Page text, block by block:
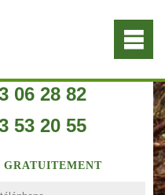
06 28 82
53 20 55
GRATUITEMENT